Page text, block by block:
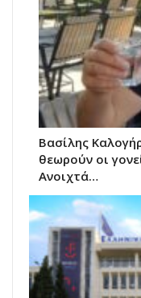
Βασίλης
θεωρούν οι
Ανοιχτά…